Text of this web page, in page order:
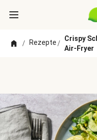
/ Rezepte/
Crispy
Air-Fryer